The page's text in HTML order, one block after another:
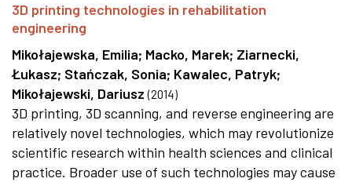
3D printing technologies in rehabilitation
engineering
Mikołajewska, Emilia; Macko, Marek; Ziarnecki,
Łukasz; Stańczak, Sonia; Kawalec, Patryk;
Mikołajewski, Dariusz (2014)
3D printing, 3D scanning, and reverse engineering are
relatively novel technologies, which may revolutionize
scientific research within health sciences and clinical
practice. Broader use of such technologies may cause